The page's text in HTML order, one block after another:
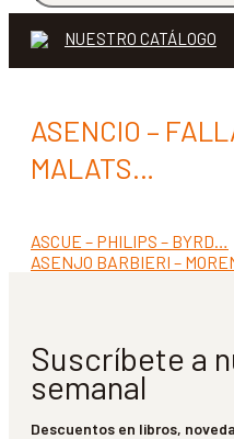
NUESTRO CATÁLOGO
ASENCIO –
MALATS…
Navegación
de
Anterior:
ASCUE – PHILIPS – BYRD…
Siguiente:
ASENJO BARBIERI –
Suscríbete a
semanal
Descuentos en libros,